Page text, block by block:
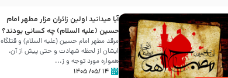
آیا میدانید اولین زائران مزار مطهر امام
حسین (علیه السلام) چه کسانی بودند؟
مرقد مطهر امام حسین (علیه السلام) و قتلگاه
ایشان از لحظه شهادت و حتی پیش از آن،
همواره مورد توجه و ز...
۱۴ /۰۵/ ۱۴۰۵